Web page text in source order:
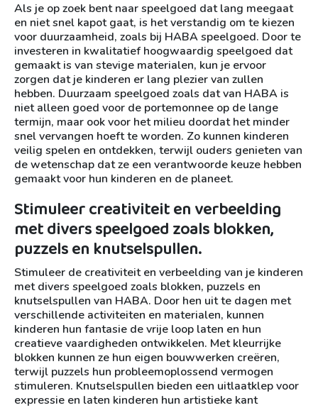
Als je op zoek bent naar speelgoed dat lang meegaat
en niet snel kapot gaat, is het verstandig om te kiezen
voor duurzaamheid, zoals bij HABA speelgoed. Door te
investeren in kwalitatief hoogwaardig speelgoed dat
gemaakt is van stevige materialen, kun je ervoor
zorgen dat je kinderen er lang plezier van zullen
hebben. Duurzaam speelgoed zoals dat van HABA is
niet alleen goed voor de portemonnee op de lange
termijn, maar ook voor het milieu doordat het minder
snel vervangen hoeft te worden. Zo kunnen kinderen
veilig spelen en ontdekken, terwijl ouders genieten van
de wetenschap dat ze een verantwoorde keuze hebben
gemaakt voor hun kinderen en de planeet.
Stimuleer creativiteit en verbeelding
met divers speelgoed zoals blokken,
puzzels en knutselspullen.
Stimuleer de creativiteit en verbeelding van je kinderen
met divers speelgoed zoals blokken, puzzels en
knutselspullen van HABA. Door hen uit te dagen met
verschillende activiteiten en materialen, kunnen
kinderen hun fantasie de vrije loop laten en hun
creatieve vaardigheden ontwikkelen. Met kleurrijke
blokken kunnen ze hun eigen bouwwerken creëren,
terwijl puzzels hun probleemoplossend vermogen
stimuleren. Knutselspullen bieden een uitlaatklep voor
expressie en laten kinderen hun artistieke kant